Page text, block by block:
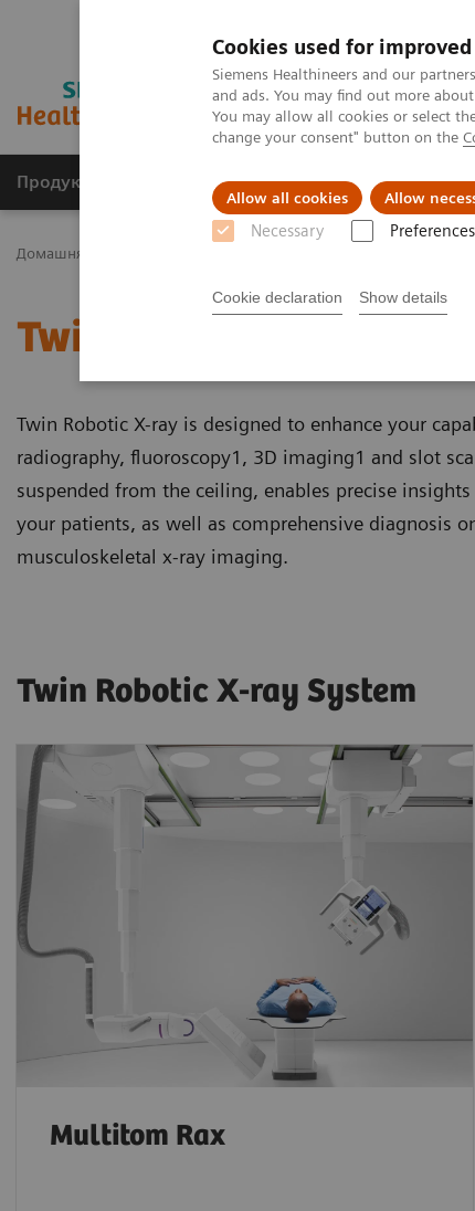
Cookies used for
Siemens Healthineers and our
and ads. You may find out more
You may allow all cookies or select
change your consent" button on the
Allow all cookies Allow
Necessary Preferences
Cookie declaration Show details
Продукція та сервіси Клінічні галузі
Домашня
Twin Robotic X-ray
Twin Robotic X-ray is designed to enhance your
radiography, fluoroscopy1, 3D imaging1 and slot
suspended from the ceiling, enables precise
your patients, as well as comprehensive diagnosis
musculoskeletal x-ray imaging.
Twin Robotic X-ray System
Multitom Rax